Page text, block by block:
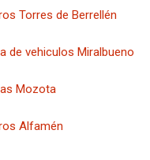
Torres de Berrellén
de vehiculos Miralbueno
Mozota
Alfamén